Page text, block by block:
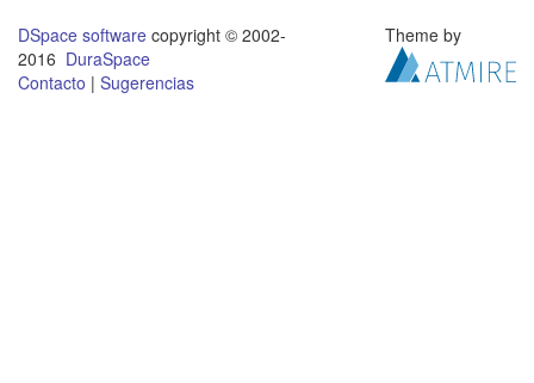
DSpace software copyright © 2002-
2016 DuraSpace
Contacto | Sugerencias
Theme by